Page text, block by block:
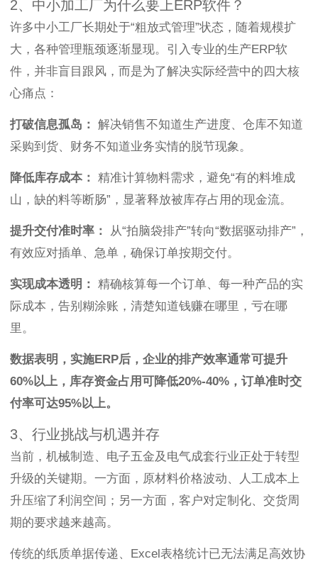
2、中小加工厂为什么要上ERP软件？
许多中小工厂长期处于“粗放式管理”状态，随着规模扩
大，各种管理瓶颈逐渐显现。引入专业的生产ERP软
件，并非盲目跟风，而是为了解决实际经营中的四大核
心痛点：
打破信息孤岛：
解决销售不知道生产进度、仓库不知道
采购到货、财务不知道业务实情的脱节现象。
降低库存成本：
精准计算物料需求，避免“有的料堆成
山，缺的料等断肠”，显著释放被库存占用的现金流。
提升交付准时率：
从“拍脑袋排产”转向“数据驱动排产”，
有效应对插单、急单，确保订单按期交付。
实现成本透明：
精确核算每一个订单、每一种产品的实
际成本，告别糊涂账，清楚知道钱赚在哪里，亏在哪
里。
数据表明，实施ERP后，企业的排产效率通常可提升
60%以上，库存资金占用可降低20%-40%，订单准时交
付率可达95%以上。
3、行业挑战与机遇并存
当前，机械制造、电子五金及电气成套行业正处于转型
升级的关键期。一方面，原材料价格波动、人工成本上
升压缩了利润空间；另一方面，客户对定制化、交货周
期的要求越来越高。
传统的纸质单据传递、Excel表格统计已无法满足高效协